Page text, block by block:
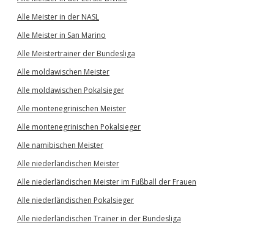
Alle Meister in der NASL
Alle Meister in San Marino
Alle Meistertrainer der Bundesliga
Alle moldawischen Meister
Alle moldawischen Pokalsieger
Alle montenegrinischen Meister
Alle montenegrinischen Pokalsieger
Alle namibischen Meister
Alle niederländischen Meister
Alle niederländischen Meister im Fußball der Frauen
Alle niederländischen Pokalsieger
Alle niederländischen Trainer in der Bundesliga